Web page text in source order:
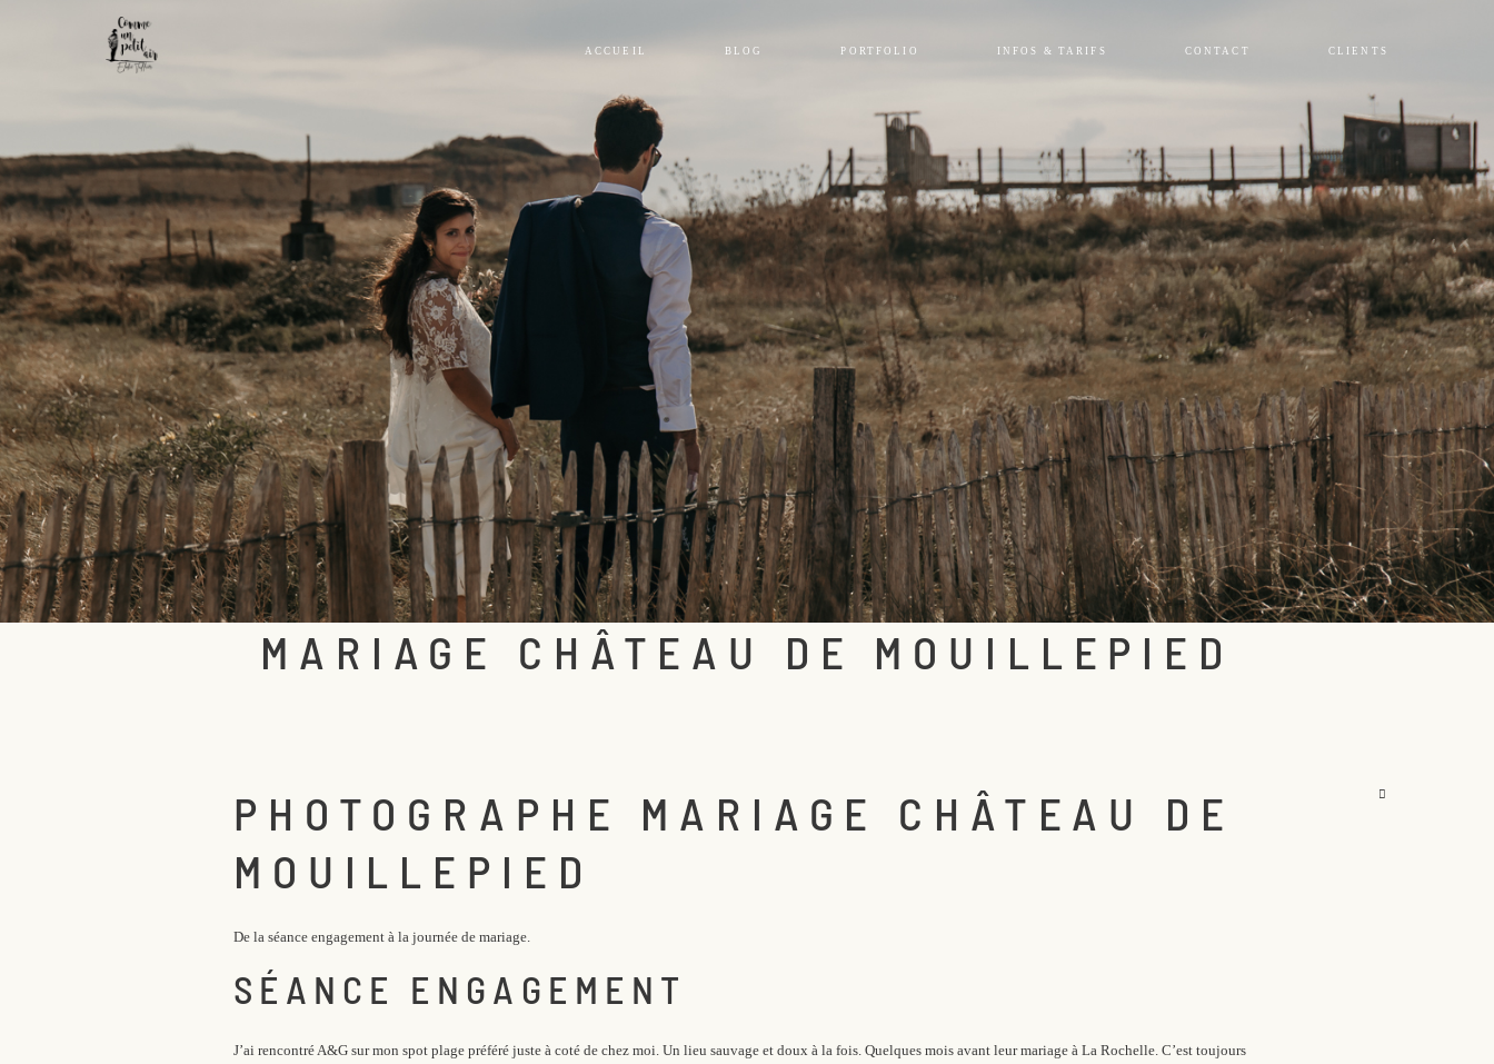
ACCUEIL BLOG PORTFOLIO INFOS & TARIFS CONTACT CLIENTS
MARIAGE CHÂTEAU DE MOUILLEPIED
PHOTOGRAPHE MARIAGE CHÂTEAU DE
MOUILLEPIED
De la séance engagement à la journée de mariage.
SÉANCE ENGAGEMENT
J’ai rencontré A&G sur mon spot plage préféré juste à coté de chez moi. Un lieu sauvage et doux à la fois. Quelques mois avant leur mariage à La Rochelle. C’est toujours